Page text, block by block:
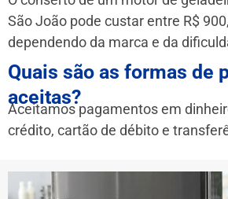
São João pode custar entre R$
dependendo da marca e da
Quais são as formas de
aceitas?
Aceitamos pagamentos em
crédito, cartão de débito e